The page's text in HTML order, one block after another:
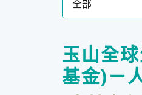
玉山全
基金)－